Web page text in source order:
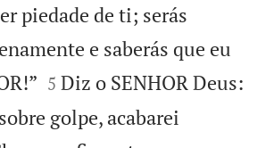
piedade de ti; serás
e saberás que eu


5 Diz o SENHOR Deus:
golpe, acabarei